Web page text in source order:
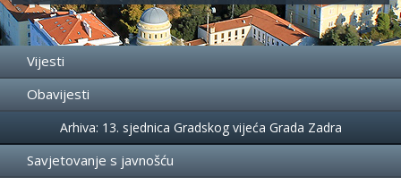
Vijesti
Obavijesti
Događanja
Arhiva: 13. sjednica Gradskog vijeća Grada Zadra
Savjetovanje s javnošću